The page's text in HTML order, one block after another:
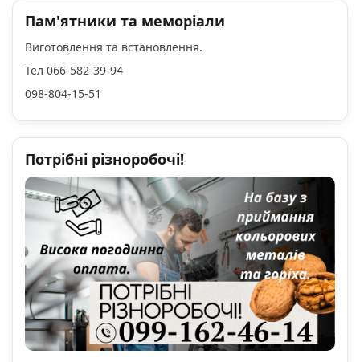
Пам'ятники та меморіали
Виготовлення та встановлення.
Тел 066-582-39-94
098-804-15-51
Потрібні різноробочі!